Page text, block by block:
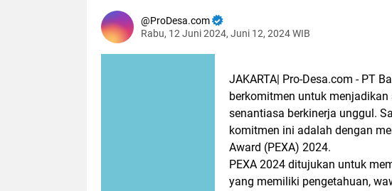
ProDesa.com
Rabu, 12 Juni 2024, Juni 12, 2024 WIB
JAKARTA| Pro-Desa.com -PT
berkomitmen untuk
senantiasa berkinerja unggul.
komitmen ini adalah dengan
Award (PEXA) 2024.
PEXA 2024 ditujukan untuk
yang memiliki pengetahuan,